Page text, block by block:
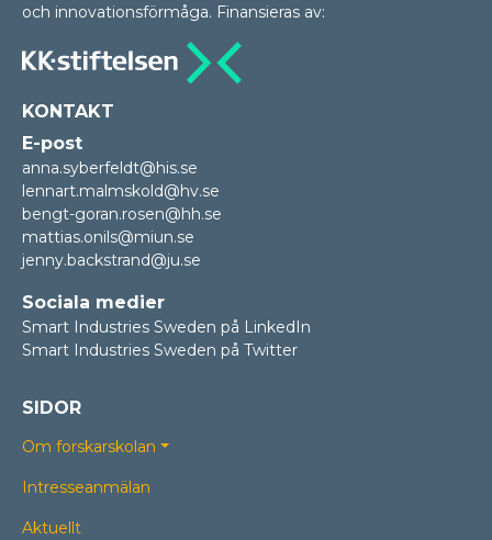
och innovationsförmåga. Finansieras av:
KONTAKT
E-post
anna.syberfeldt@his.se
lennart.malmskold@hv.se
bengt-goran.rosen@hh.se
mattias.onils@miun.se
jenny.backstrand@ju.se
Sociala medier
Smart Industries Sweden på LinkedIn
Smart Industries Sweden på Twitter
SIDOR
Om forskarskolan
Intresseanmälan
Aktuellt